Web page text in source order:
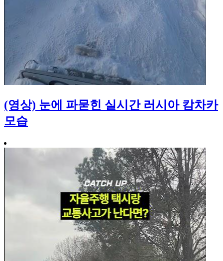
(영상) 눈에 파묻힌 실시간 러시아 캄차카
모습